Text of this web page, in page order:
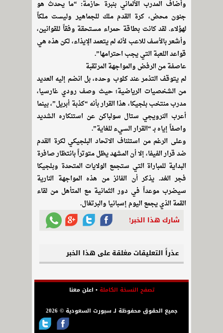
وأضاف المدرب الألماني بنبرة حازمة: “ما يحدث هو
جنون محض، كرة القدم ملك للجماهير وليست ملكاً
لهؤلاء. لقد كانت بطاقة حمراء مستحقة وفقاً للقوانين،
وأشعر بالأسف للاعب لأنه لم يتعمد الإيذاء، لكن هذه هي
قواعد اللعبة التي يجب احترامها”.
عاصفة من الرفض والمواجهة المرتقبة
لم يتوقف التذمر عند كلوب وحده، بل انضم إليه العديد
من الشخصيات الرياضية؛ حيث وصف رودي غارسيا،
مدرب منتخب بلجيكا، هذا القرار بأنه “كذبة أبريل”، بينما
أعرب النرويجي ستال سولباكن عن استنكاره الشديد
واصفاً إياه بـ “القرار السيء للغاية”.
وعلى الرغم من استئناف الاتحاد البلجيكي لكرة القدم
ضد قرار الفيفا، إلا أن المشهد يظل متوتراً بانتظار صافرة
البداية للمباراة التي ستجمع الولايات المتحدة وبلجيكا
فجر الغد. يذكر أن الفائز من هذه المواجهة النارية
سيضرب موعداً في دور الثمانية مع المتأهل من لقاء
القمة الذي يجمع اليوم إسبانيا والبرتغال.
شارك هذا الخبر!
عذراً التعليقات مغلقة على هذا الخبر
تصفح النسخة الكاملة• اعلن معنا
جميع الحقوق محفوظة لـ سبورت السعودية © 2026